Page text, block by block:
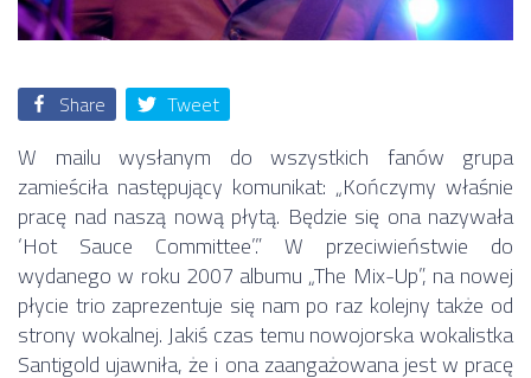
Share Tweet
W mailu wysłanym do wszystkich fanów grupa
zamieściła następujący komunikat: „Kończymy właśnie
pracę nad naszą nową płytą. Będzie się ona nazywała
‘Hot Sauce Committee’.” W przeciwieństwie do
wydanego w roku 2007 albumu „The Mix-Up”, na nowej
płycie trio zaprezentuje się nam po raz kolejny także od
strony wokalnej. Jakiś czas temu nowojorska wokalistka
Santigold ujawniła, że i ona zaangażowana jest w pracę